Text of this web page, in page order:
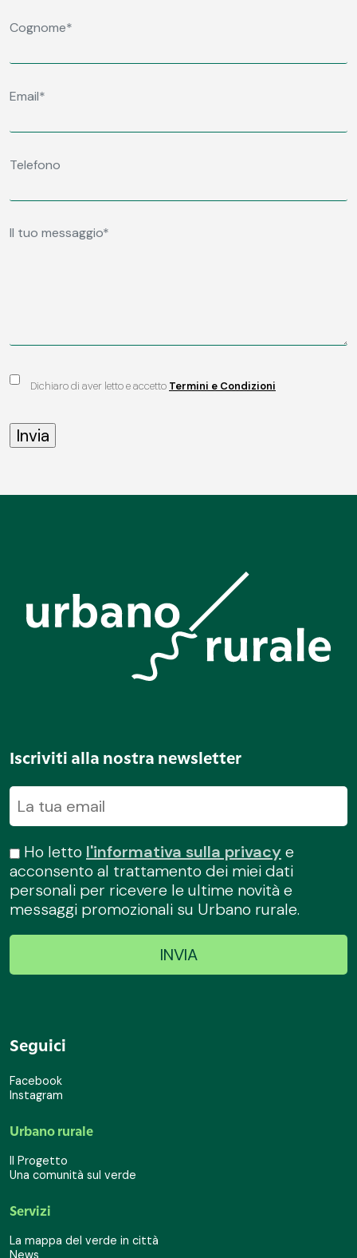
Dichiaro di aver letto e accetto Termini e Condizioni
Iscriviti alla nostra newsletter
Ho letto l'informativa sulla privacye
acconsento al trattamento dei miei dati
personali per ricevere le ultime novità e
messaggi promozionali su Urbano rurale.
Seguici
Facebook
Instagram
Urbano rurale
Il Progetto
Una comunità sul verde
Servizi
La mappa del verde in città
News